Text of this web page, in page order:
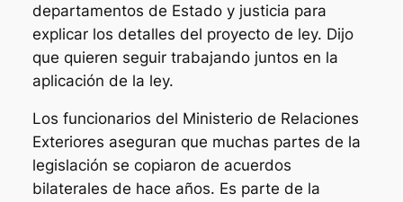
departamentos de Estado y justicia para
explicar los detalles del proyecto de ley. Dijo
que quieren seguir trabajando juntos en la
aplicación de la ley.
Los funcionarios del Ministerio de Relaciones
Exteriores aseguran que muchas partes de la
legislación se copiaron de acuerdos
bilaterales de hace años. Es parte de la